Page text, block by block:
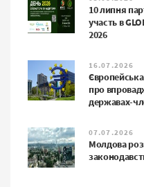
10 липня
участь в
2026
16.07.2026
Європейська
про
державах-
07.07.2026
Молдова